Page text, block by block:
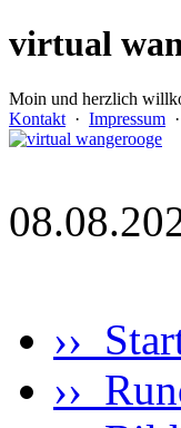
virtual
Moin und herzlich
Kontakt · Impressum ·
››
››